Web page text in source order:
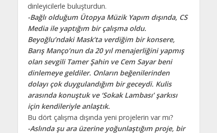
dinleyicilerle buluşturdun.
-Bağlı olduğum Ütopya Müzik Yapım dışında, CS
Media ile yaptığım bir çalışma oldu.
Beyoğlu’ndaki Mask’ta verdiğim bir konsere,
Barış Manço’nun da 20 yıl menajerliğini yapmış
olan sevgili Tamer Şahin ve Cem Sayar beni
dinlemeye geldiler. Onların beğenilerinden
dolayı çok duygulandığım bir geceydi. Kulis
arasında konuştuk ve ‘Sokak Lambası’ şarkısı
için kendileriyle anlaştık.
Bu dört çalışma dışında yeni projelerin var mı?
-Aslında şu ara üzerine yoğunlaştığım proje, bir